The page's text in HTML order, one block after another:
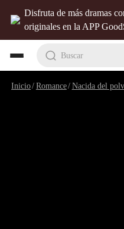
Disfruta de más dramas
originales en la APP
Buscar
Inicio/Romance/Nacida del